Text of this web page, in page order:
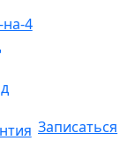
4
Записаться